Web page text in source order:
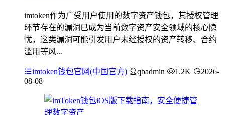
imtoken作为广受用户使用的数字资产钱包，其授权管理
环节存在的漏洞已成为当前数字资产安全领域的核心隐
忧，这类漏洞可能引发用户未经授权的资产转移、合约
滥用等风...
imtoken钱包官网(中国官方) qbadmin 1.2K
2026-
08-08